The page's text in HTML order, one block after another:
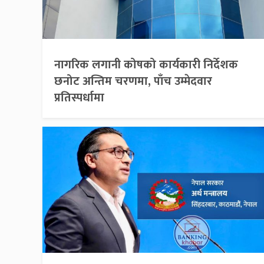
नागरिक लगानी कोषको कार्यकारी निर्देशक
छनोट अन्तिम चरणमा, पाँच उम्मेदवार
प्रतिस्पर्धामा